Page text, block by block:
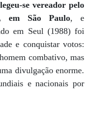
se vereador pelo
em São Paulo, e
em Seul (1988) foi
e conquistar votos:
combativo, mas
divulgação enorme.
e nacionais por